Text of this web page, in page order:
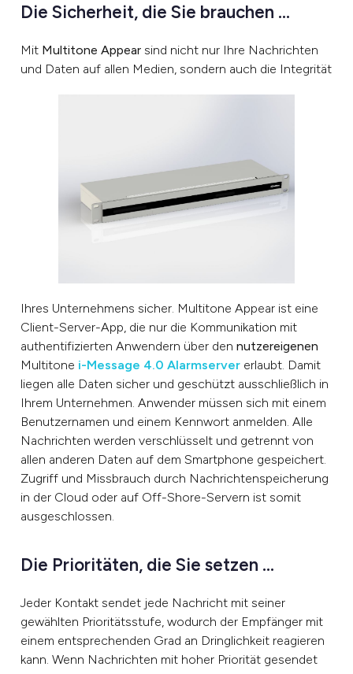
Die Sicherheit, die Sie brauchen …
Mit Multitone Appear sind nicht nur Ihre Nachrichten
und Daten auf allen Medien, sondern auch die Integrität
Ihres Unternehmens sicher. Multitone Appear ist eine
Client-Server-App, die nur die Kommunikation mit
authentifizierten Anwendern über den nutzereigenen
Multitone i-Message 4.0 Alarmserver erlaubt. Damit
liegen alle Daten sicher und geschützt ausschließlich in
Ihrem Unternehmen. Anwender müssen sich mit einem
Benutzernamen und einem Kennwort anmelden. Alle
Nachrichten werden verschlüsselt und getrennt von
allen anderen Daten auf dem Smartphone gespeichert.
Zugriff und Missbrauch durch Nachrichtenspeicherung
in der Cloud oder auf Off-Shore-Servern ist somit
ausgeschlossen.
Die Prioritäten, die Sie setzen …
Jeder Kontakt sendet jede Nachricht mit seiner
gewählten Prioritätsstufe, wodurch der Empfänger mit
einem entsprechenden Grad an Dringlichkeit reagieren
kann. Wenn Nachrichten mit hoher Priorität gesendet